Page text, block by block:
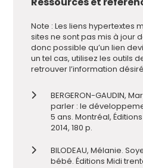
Note : Les liens hypertextes
sites ne sont pas mis à jour
donc possible qu’un lien
un tel cas, utilisez les outils
retrouver l’information
BERGERON-GAUDIN,
parler : le
5 ans. Montréal,
2014, 180 p.
BILODEAU, Mélanie.
bébé. Éditions Midi